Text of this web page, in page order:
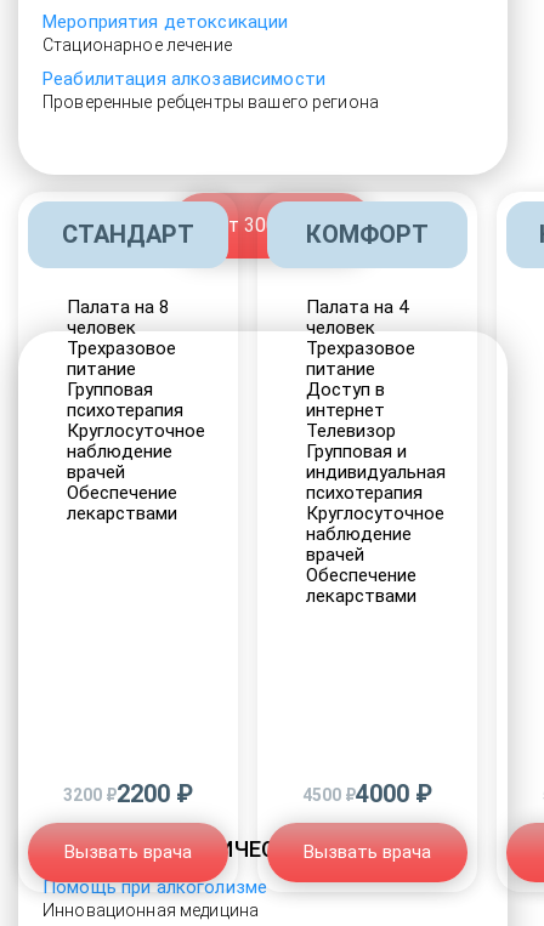
Мероприятия детоксикации
Стационарное лечение
Реабилитация алкозависимости
Проверенные ребцентры вашего региона
От 3000 руб.
НАРКОЛОГИЧЕСКАЯ ПОМОЩЬ
Помощь при алкоголизме
Инновационная медицина
СТАНДАРТ
Палата на 8
человек
Трехразовое
питание
Групповая
психотерапия
Круглосуточное
наблюдение
врачей
Обеспечение
лекарствами
3200 ₽2200 ₽
Вызвать врача
КОМФОРТ
Палата на 4
человек
Трехразовое
питание
Доступ в
интернет
Телевизор
Групповая и
индивидуальная
психотерапия
Круглосуточное
наблюдение
врачей
Обеспечение
лекарствами
4500 ₽4000 ₽
Вызвать врача